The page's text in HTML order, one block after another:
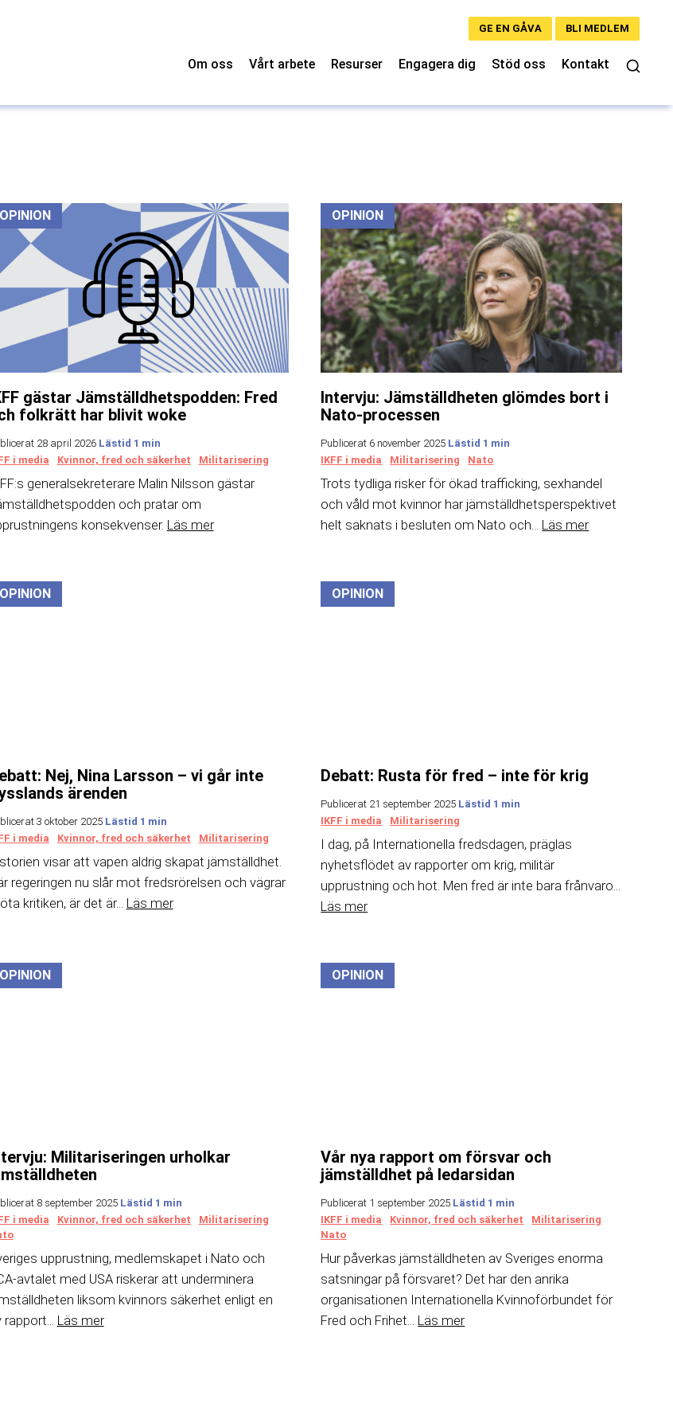
BLI MEDLEM
GE EN GÅVA
Om oss Vårt arbete Resurser Engagera dig Stöd oss Kontakt
OPINION
gästar Jämställdhetspodden: Fred
folkrätt har blivit woke
28 april 2026
i media
Kvinnor, fred och säkerhet Militarisering
generalsekreterare Malin Nilsson gästar
och pratar om
konsekvenser. Läs mer
OPINION
Intervju: Jämställdheten glömdes bort i
Nato-processen
Publicerat 6 november 2025
IKFF i media
Militarisering Nato
Trots tydliga risker för ökad trafficking, sexhandel
och våld mot kvinnor har jämställdhetsperspektivet
helt saknats i besluten om Nato och... Läs mer
OPINION
Nej, Nina Larsson – vi går inte
ärenden
3 oktober 2025
i media
Kvinnor, fred och säkerhet Militarisering
visar att vapen aldrig skapat jämställdhet.
regeringen nu slår mot fredsrörelsen och vägrar
kritiken, är det är... Läs mer
OPINION
Debatt: Rusta för fred – inte för krig
Publicerat 21 september 2025
IKFF i media
Militarisering
I dag, på Internationella fredsdagen, präglas
nyhetsflödet av rapporter om krig, militär
upprustning och hot. Men fred är inte bara frånvaro...
Läs mer
OPINION
Militariseringen urholkar
8 september 2025
i media
Kvinnor, fred och säkerhet
Militarisering
upprustning, medlemskapet i Nato och
avtalet med USA riskerar att underminera
liksom kvinnors säkerhet enligt en
rapport... Läs mer
OPINION
Vår nya rapport om försvar och
jämställdhet på ledarsidan
Publicerat 1 september 2025
IKFF i media
Kvinnor, fred och säkerhet
Militarisering
Nato
Hur påverkas jämställdheten av Sveriges enorma
satsningar på försvaret? Det har den anrika
organisationen Internationella Kvinnoförbundet för
Fred och Frihet... Läs mer